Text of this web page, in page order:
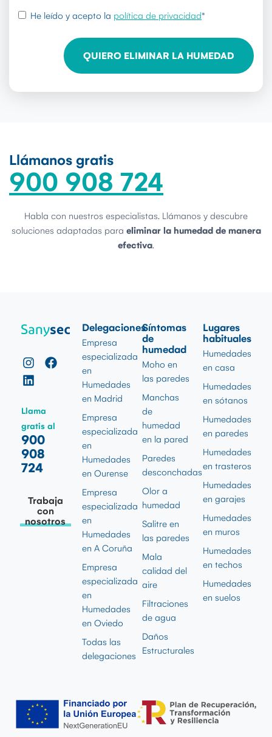
rgpd*
He leído y acepto la política de privacidad*
Llámanos gratis
900 908 724
Habla con nuestros especialistas. Llámanos y descubre
soluciones adaptadas para eliminar la humedad de manera
efectiva.
Llama
gratis al
900
908
724
Trabaja
con
nosotros
Delegaciones
Empresa
especializada
en
Humedades
en Madrid
Empresa
especializada
en
Humedades
en Ourense
Empresa
especializada
en
Humedades
en A Coruña
Empresa
especializada
en
Humedades
en Oviedo
Todas las
delegaciones
Síntomas
de
humedad
Moho en
las paredes
Manchas
de
humedad
en la pared
Paredes
desconchadas
Olor a
humedad
Salitre en
las paredes
Mala
calidad del
aire
Filtraciones
de agua
Daños
Estructurales
Lugares
habituales
Humedades
en casa
Humedades
en sótanos
Humedades
en paredes
Humedades
en trasteros
Humedades
en garajes
Humedades
en muros
Humedades
en techos
Humedades
en suelos